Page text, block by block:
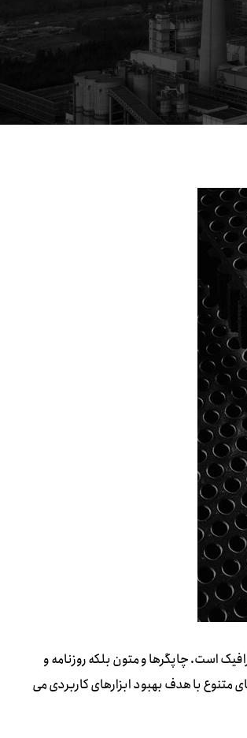
است. چاپگرها و متون بلکه روزنامه و
متنوع با هدف بهبود ابزارهای کاربردی می